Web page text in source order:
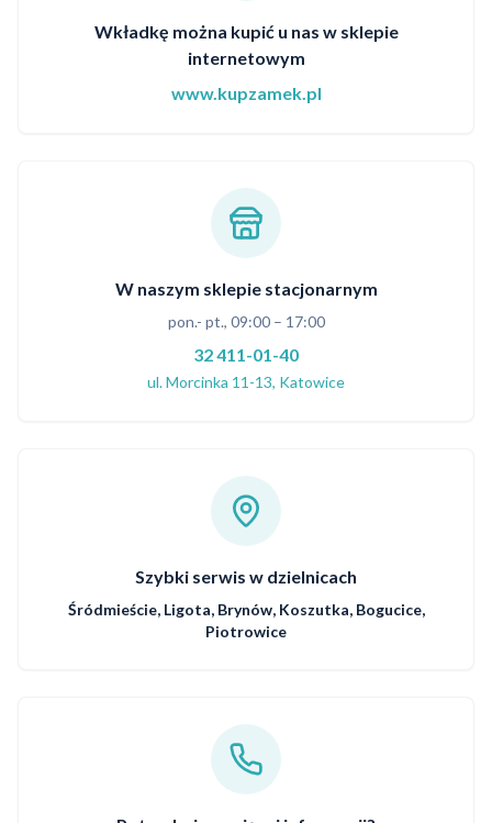
Wkładkę można kupić u nas w sklepie
internetowym
www.kupzamek.pl
W naszym sklepie stacjonarnym
pon.- pt., 09:00 – 17:00
32 411-01-40
ul. Morcinka 11-13, Katowice
Szybki serwis w dzielnicach
Śródmieście, Ligota, Brynów, Koszutka, Bogucice,
Piotrowice